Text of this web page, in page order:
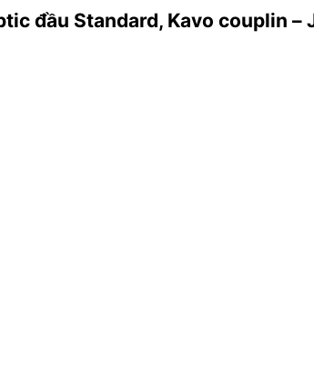
đầu Standard, Kavo couplin –